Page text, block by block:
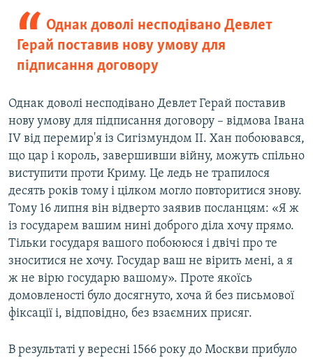
Однак доволі несподівано Девлет
Герай поставив нову умову для
підписання договору
Однак доволі несподівано Девлет Герай поставив
нову умову для підписання договору – відмова Івана
IV від перемир'я із Сигізмундом ІІ. Хан побоювався,
що цар і король, завершивши війну, можуть спільно
виступити проти Криму. Це ледь не трапилося
десять років тому і цілком могло повторитися знову.
Тому 16 липня він відверто заявив посланцям: «Я ж
із государем вашим нині доброго діла хочу прямо.
Тільки государя вашого побоююся і двічі про те
зноситися не хочу. Государ ваш не вірить мені, а я
ж не вірю государю вашому». Проте якоїсь
домовленості було досягнуто, хоча й без письмової
фіксації і, відповідно, без взаємних присяг.
В результаті у вересні 1566 року до Москви прибуло